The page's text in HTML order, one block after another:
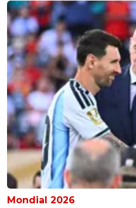
Mondial 2026